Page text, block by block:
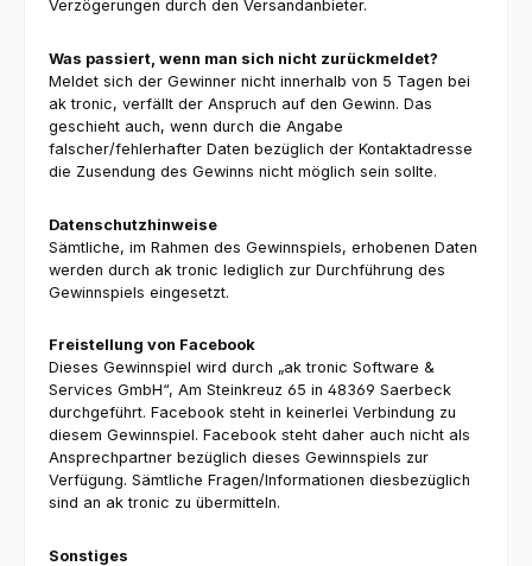
Verzögerungen durch den Versandanbieter.
Was passiert, wenn man sich nicht zurückmeldet?
Meldet sich der Gewinner nicht innerhalb von 5 Tagen bei
ak tronic, verfällt der Anspruch auf den Gewinn. Das
geschieht auch, wenn durch die Angabe
falscher/fehlerhafter Daten bezüglich der Kontaktadresse
die Zusendung des Gewinns nicht möglich sein sollte.
Datenschutzhinweise
Sämtliche, im Rahmen des Gewinnspiels, erhobenen Daten
werden durch ak tronic lediglich zur Durchführung des
Gewinnspiels eingesetzt.
Freistellung von Facebook
Dieses Gewinnspiel wird durch „ak tronic Software &
Services GmbH“, Am Steinkreuz 65 in 48369 Saerbeck
durchgeführt. Facebook steht in keinerlei Verbindung zu
diesem Gewinnspiel. Facebook steht daher auch nicht als
Ansprechpartner bezüglich dieses Gewinnspiels zur
Verfügung. Sämtliche Fragen/Informationen diesbezüglich
sind an ak tronic zu übermitteln.
Sonstiges